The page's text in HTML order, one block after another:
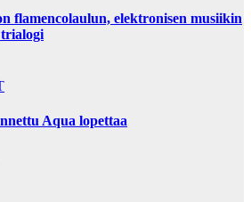
flamencolaulun, elektronisen musiikin
Aqua lopettaa